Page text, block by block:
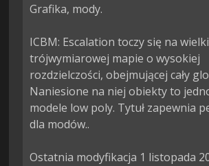
Grafika, mody.
ICBM: Escalation toczy się na
trójwymiarowej mapie o wysokiej
rozdzielczości, obejmującej cały
Naniesione na niej obiekty to
modele low poly. Tytuł zapewnia
dla modów..
Ostatnia modyfikacja 1 listopada